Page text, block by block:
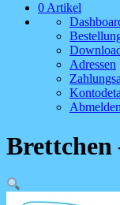
0 Artikel
Adressen
Abmelden
Brettchen